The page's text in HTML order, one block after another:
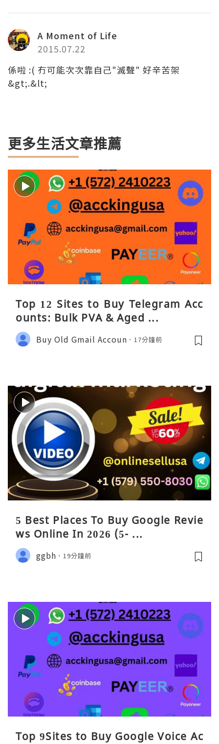
A Moment of Life
2015.07.22
係啦 :( 冇可能次次靠自己"滅聲" 好辛苦架
&gt;.&lt;
更多生活文章推薦
Top 12 Sites to Buy Telegram Acc
ounts: Bulk PVA & Aged ...
Buy Old Gmail Accoun 17分鐘前
5 Best Places To Buy Google Revie
ws Online In 2026 (5- ...
ggbh 19分鐘前
Top 9Sites to Buy Google Voice Ac